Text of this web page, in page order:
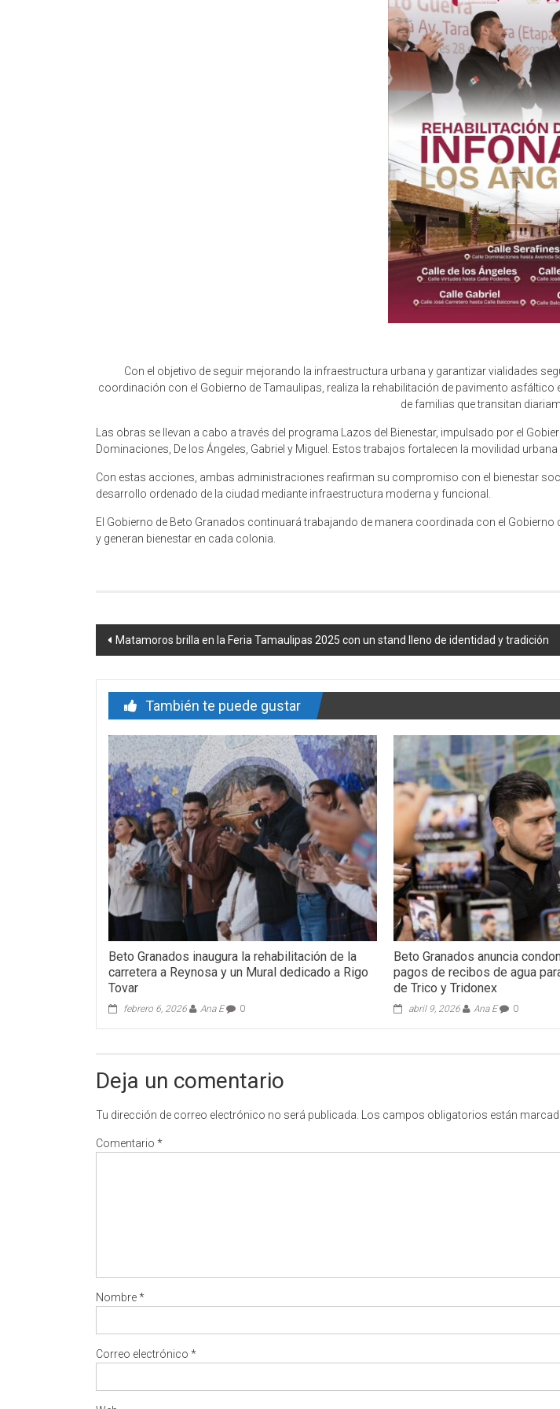
Con el objetivo de seguir mejorando la infraestructura urbana y garantizar vialidades
coordinación con el Gobierno de Tamaulipas, realiza la rehabilitación de pavimento
de familias que transitan
Las obras se llevan a cabo a través del programa Lazos del Bienestar, impulsado por el
Dominaciones, De los Ángeles, Gabriel y Miguel. Estos trabajos fortalecen la movilidad
Con estas acciones, ambas administraciones reafirman su compromiso con el bienestar
desarrollo ordenado de la ciudad mediante infraestructura moderna y funcional.
El Gobierno de Beto Granados continuará trabajando de manera coordinada con el
y generan bienestar en cada colonia.
Navegación
entrada
Matamoros brilla en la Feria Tamaulipas 2025 con un stand lleno de identidad y tradición
También te puede gustar
Beto Granados inaugura la rehabilitación de la
carretera a Reynosa y un Mural dedicado a Rigo
Tovar
febrero 6, 2026 Ana E 0
Beto Granados anuncia
pagos de recibos de agua
de Trico y Tridonex
abril 9, 2026 Ana E 0
Deja un comentario
Tu dirección de correo electrónico no será publicada. Los campos obligatorios están
Comentario *
Nombre*
Correo electrónico *